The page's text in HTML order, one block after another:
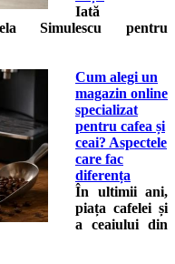
Iată
Simulescu pentru
Cum alegi un
magazin online
specializat
pentru cafea și
ceai? Aspectele
care fac
diferența
În ultimii ani,
piața cafelei și
a ceaiului din